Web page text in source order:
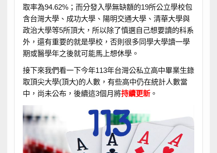
取率為94.62%；而分發入學無缺額的19所公立學校包
含台灣大學、成功大學、陽明交通大學、清華大學與
政治大學等5所頂大，所以除了慎選自己想要讀的科系
外，還有重要的就是學校，否則很多同學大學讀一學
期或醫學年之後就可能馬上想休學。
接下來我們看一下今年113年台灣公私立高中畢業生錄
取頂尖大學(頂大)的人數，有些高中仍在統計人數當
中，尚未公布，後續這3個月將持續更新。